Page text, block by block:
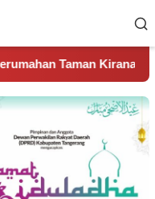
Surya Solear